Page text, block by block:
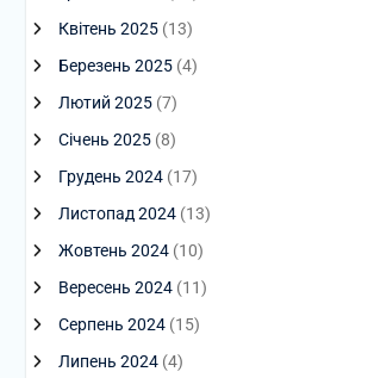
Квітень 2025(13)
Березень 2025(4)
Лютий 2025(7)
Січень 2025(8)
Грудень 2024(17)
Листопад 2024(13)
Жовтень 2024(10)
Вересень 2024(11)
Серпень 2024(15)
Липень 2024(4)